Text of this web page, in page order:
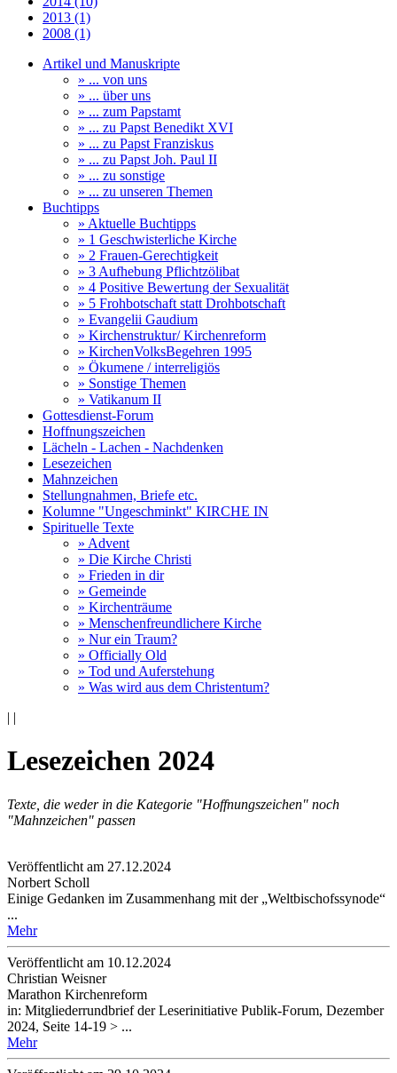
2013 (1)
2008 (1)
Artikel und Manuskripte
» ... von uns
» ... über uns
» ... zum Papstamt
» ... zu Papst Benedikt XVI
» ... zu Papst Franziskus
» ... zu Papst Joh. Paul II
» ... zu sonstige
» ... zu unseren Themen
Buchtipps
» Aktuelle Buchtipps
» 1 Geschwisterliche Kirche
» 2 Frauen-Gerechtigkeit
» 3 Aufhebung Pflichtzölibat
» 4 Positive Bewertung der Sexualität
» 5 Frohbotschaft statt Drohbotschaft
» Evangelii Gaudium
» Kirchenstruktur/ Kirchenreform
» KirchenVolksBegehren 1995
» Ökumene / interreligiös
» Sonstige Themen
» Vatikanum II
Gottesdienst-Forum
Hoffnungszeichen
Lächeln - Lachen - Nachdenken
Lesezeichen
Mahnzeichen
Stellungnahmen, Briefe etc.
Kolumne "Ungeschminkt" KIRCHE IN
Spirituelle Texte
» Advent
» Die Kirche Christi
» Frieden in dir
» Gemeinde
» Kirchenträume
» Menschenfreundlichere Kirche
» Nur ein Traum?
» Officially Old
» Tod und Auferstehung
» Was wird aus dem Christentum?
| |
Lesezeichen 2024
Texte, die weder in die Kategorie "Hoffnungszeichen" noch
"Mahnzeichen" passen
Veröffentlicht am 27­.12.2024
Norbert Scholl
Einige Gedanken im Zusammenhang mit der „Weltbischofssynode“
...
Mehr
Veröffentlicht am 10­.12.2024
Christian Weisner
Marathon Kirchenreform
in: Mitgliederrundbrief der Leserinitiative Publik-Forum, Dezember
2024, Seite 14-19 > ...
Mehr